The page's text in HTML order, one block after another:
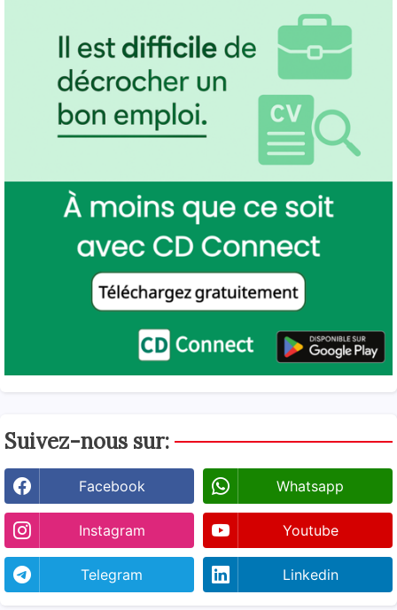
Suivez-nous sur:
Facebook Whatsapp
Instagram Youtube
Telegram Linkedin